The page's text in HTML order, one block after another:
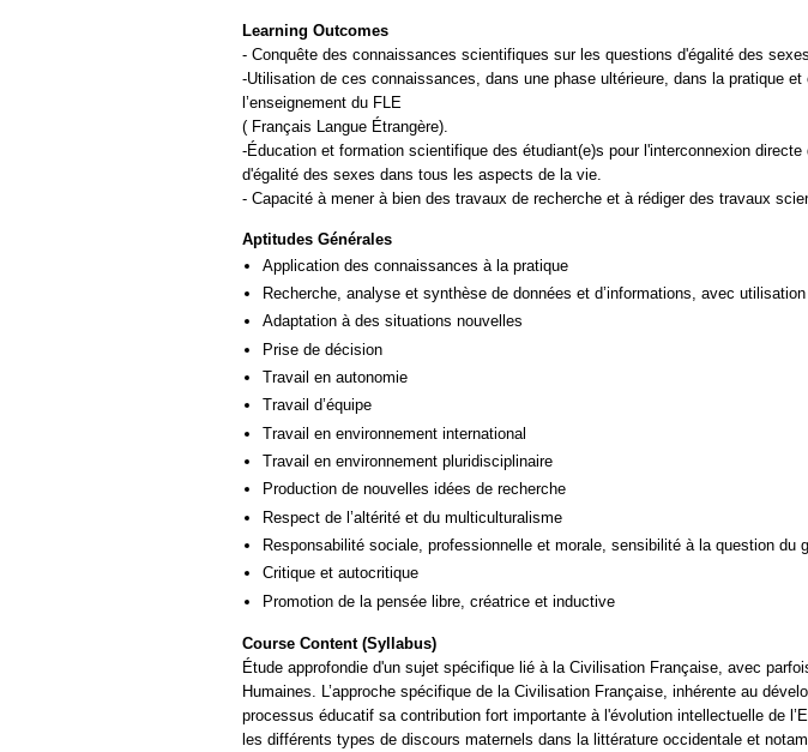
Learning Outcomes
- Conquête des connaissances scientifiques sur les questions d'égalité des
-Utilisation de ces connaissances, dans une phase ultérieure, dans la pratique
l’enseignement du FLE
( Français Langue Étrangère).
-Éducation et formation scientifique des étudiant(e)s pour l'interconnexion
d'égalité des sexes dans tous les aspects de la vie.
Aptitudes Générales
Application des connaissances à la pratique
Recherche, analyse et synthèse de données et d’informations, avec
Adaptation à des situations nouvelles
Prise de décision
Travail en autonomie
Travail d’équipe
Travail en environnement international
Travail en environnement pluridisciplinaire
Production de nouvelles idées de recherche
Respect de l’altérité et du multiculturalisme
Responsabilité sociale, professionnelle et morale, sensibilité à la question du
Critique et autocritique
Promotion de la pensée libre, créatrice et inductive
Course Content (Syllabus)
Étude approfondie d'un sujet spécifique lié à la Civilisation Française, avec
Humaines. L’approche spécifique de la Civilisation Française, inhérente au
processus éducatif sa contribution fort importante à l'évolution intellectuelle de
les différents types de discours maternels dans la littérature occidentale et